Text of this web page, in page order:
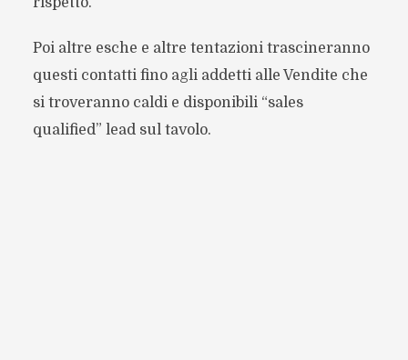
Poi altre esche e altre tentazioni trascineranno
questi contatti fino agli addetti alle Vendite che
si troveranno caldi e disponibili “sales
qualified” lead sul tavolo.